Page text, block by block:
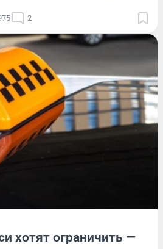
2
хотят ограничить —